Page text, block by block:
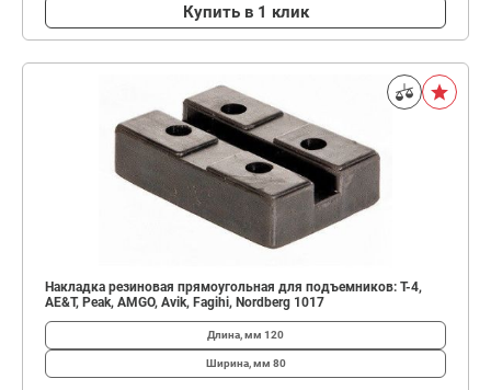
Купить в 1 клик
Накладка резиновая прямоугольная для подъемников: Т-4,
AE&T, Peak, AMGO, Avik, Fagihi, Nordberg 1017
Длина, мм 120
Ширина, мм 80